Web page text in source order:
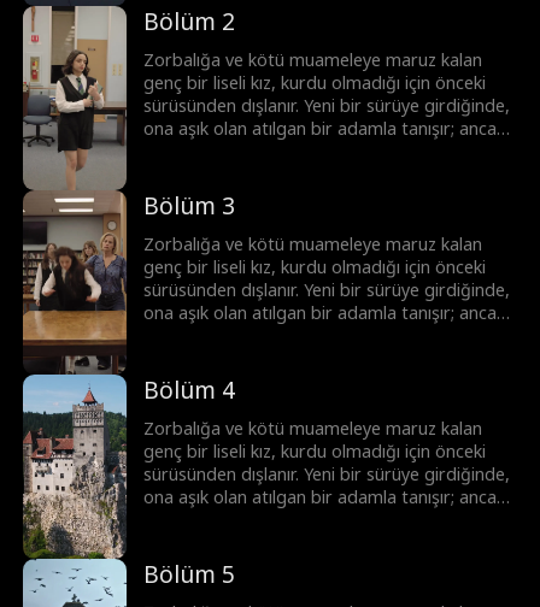
Bölüm 2
Zorbalığa ve kötü muameleye maruz kalan
genç bir liseli kız, kurdu olmadığı için önceki
sürüsünden dışlanır. Yeni bir sürüye girdiğinde,
ona aşık olan atılgan bir adamla tanışır; ancak
Bölüm 3
Zorbalığa ve kötü muameleye maruz kalan
genç bir liseli kız, kurdu olmadığı için önceki
sürüsünden dışlanır. Yeni bir sürüye girdiğinde,
ona aşık olan atılgan bir adamla tanışır; ancak
Bölüm 4
Zorbalığa ve kötü muameleye maruz kalan
genç bir liseli kız, kurdu olmadığı için önceki
sürüsünden dışlanır. Yeni bir sürüye girdiğinde,
ona aşık olan atılgan bir adamla tanışır; ancak
Bölüm 5